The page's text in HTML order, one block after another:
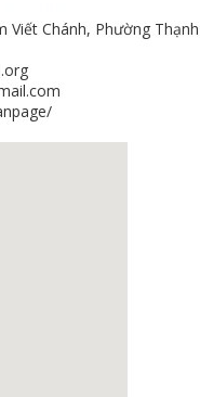
Viết Chánh, Phường